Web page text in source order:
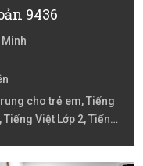
9436
Minh
cho trẻ em, Tiếng
Tiếng Việt Lớp 2, Tiếng